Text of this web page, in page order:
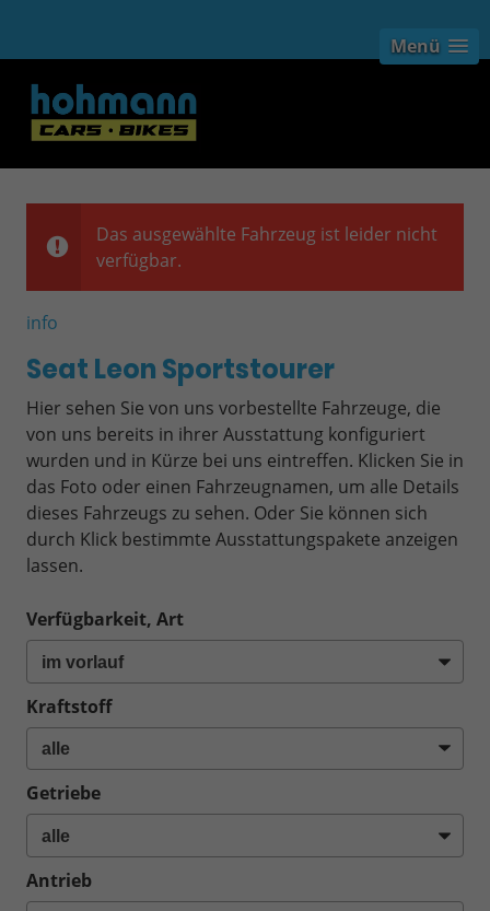
Menü
Das ausgewählte Fahrzeug ist leider nicht
verfügbar.
info
Seat Leon Sportstourer
Hier sehen Sie von uns vorbestellte Fahrzeuge, die
von uns bereits in ihrer Ausstattung konfiguriert
wurden und in Kürze bei uns eintreffen. Klicken Sie in
das Foto oder einen Fahrzeugnamen, um alle Details
dieses Fahrzeugs zu sehen. Oder Sie können sich
durch Klick bestimmte Ausstattungspakete anzeigen
lassen.
Verfügbarkeit, Art
Kraftstoff
Getriebe
Antrieb